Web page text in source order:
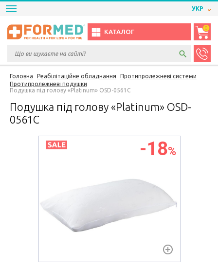
УКР
КАТАЛОГ
0
Головна Реабілітаційне обладнання
Протипролежневі системи
Протипролежневі подушки
Подушка під голову «Platinum» OSD-0561C
Подушка під голову «Platinum» OSD-
0561C
-18%